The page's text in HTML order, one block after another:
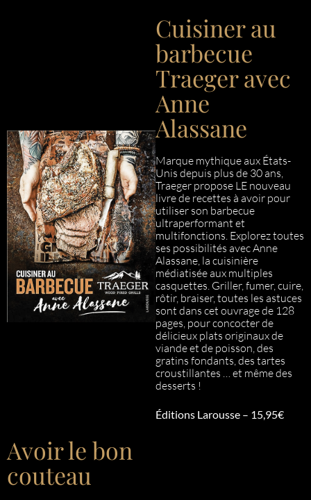
Cuisiner au
barbecue
Traeger avec
Anne
Alassane
Marque mythique aux États-
Unis depuis plus de 30 ans,
Traeger propose LE nouveau
livre de recettes à avoir pour
utiliser son barbecue
ultraperformant et
multifonctions. Explorez toutes
ses possibilités avec Anne
Alassane, la cuisinière
médiatisée aux multiples
casquettes. Griller, fumer, cuire,
rôtir, braiser, toutes les astuces
sont dans cet ouvrage de 128
pages, pour concocter de
délicieux plats originaux de
viande et de poisson, des
gratins fondants, des tartes
croustillantes … et même des
desserts !
Éditions Larousse – 15,95€
Avoir le bon
couteau